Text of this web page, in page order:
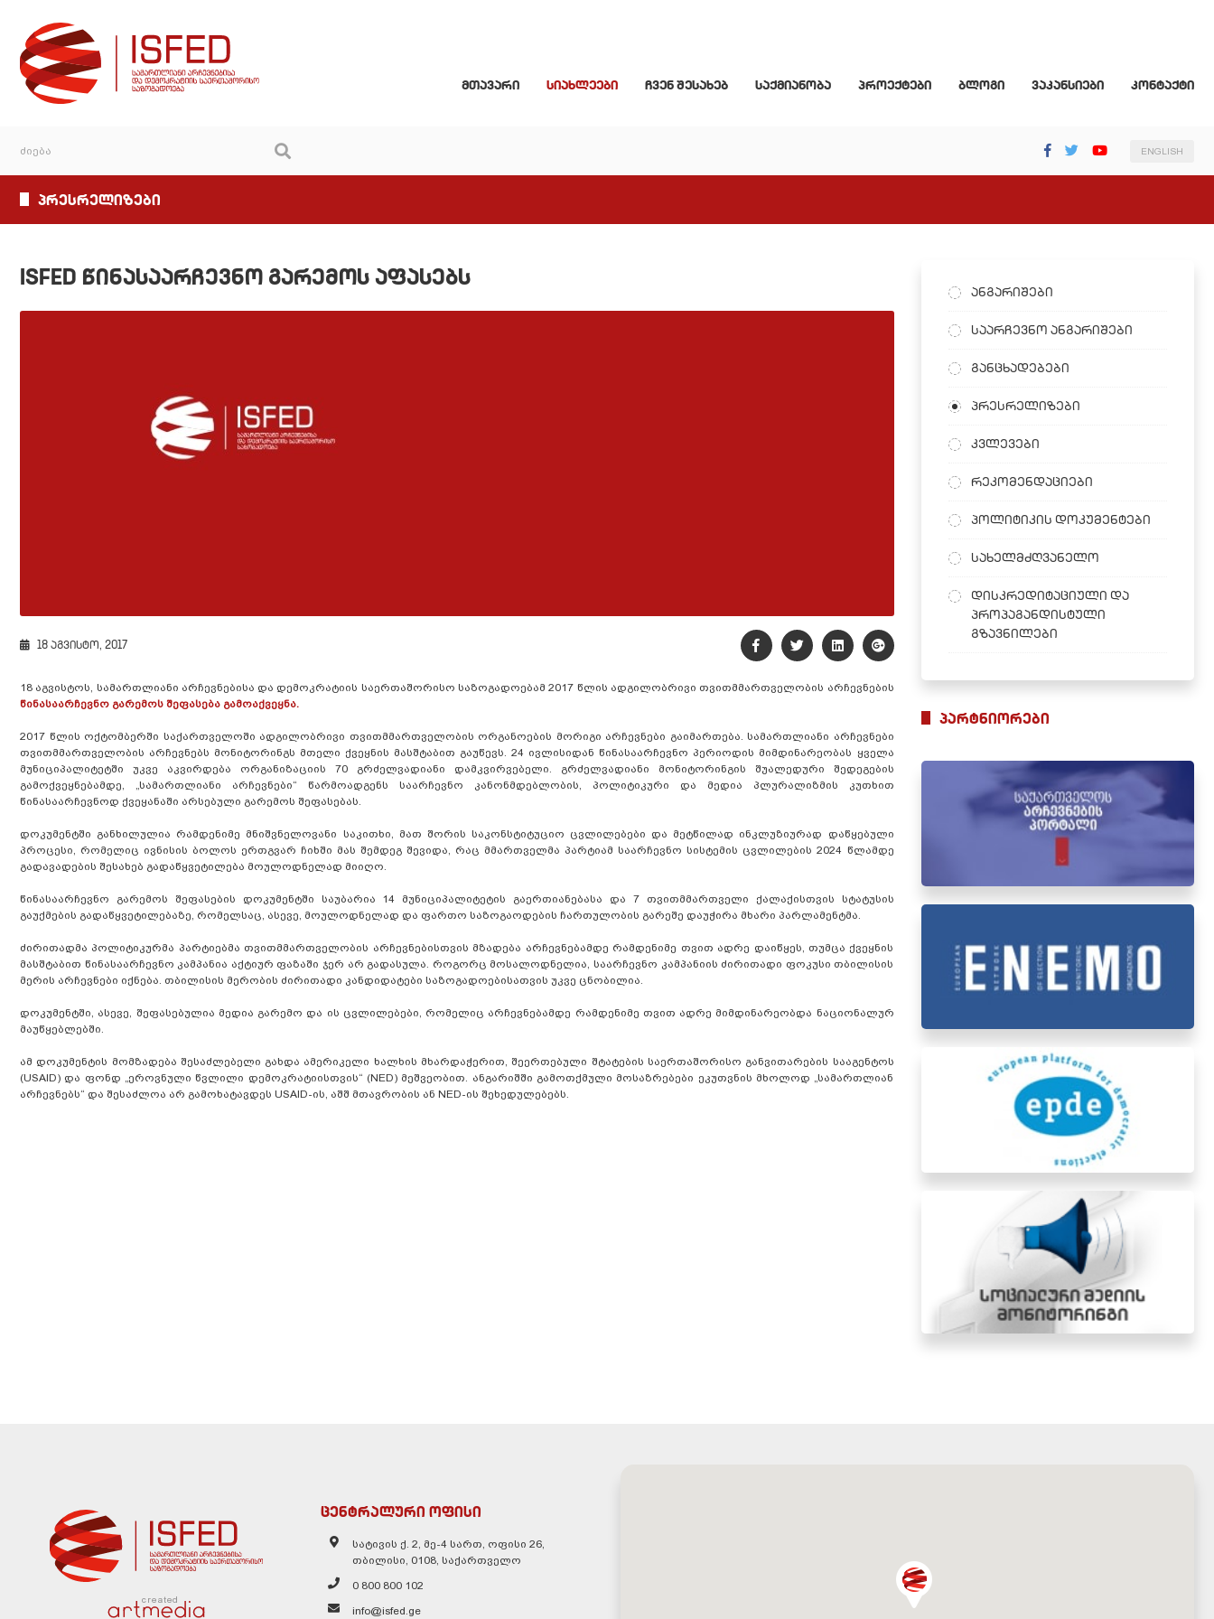
მთავარი სიახლეები ჩვენ შესახებ საქმიანობა პროექტები ბლოგი ვაკანსიები კონტაქტი
ENGLISH
პრესრელიზები
ISFED წინასაარჩევნო გარემოს აფასებს
18 აგვისტო, 2017
18 აგვისტოს, სამართლიანი არჩევნებისა და დემოკრატიის საერთაშორისო საზოგადოებამ 2017 წლის ადგილობრივი თვითმმართველობის არჩევნების
წინასაარჩევნო გარემოს შეფასება გამოაქვეყნა.
2017 წლის ოქტომბერში საქართველოში ადგილობრივი თვითმმართველობის ორგანოების მორიგი არჩევნები გაიმართება. სამართლიანი არჩევნები
თვითმმართველობის არჩევნებს მონიტორინგს მთელი ქვეყნის მასშტაბით გაუწევს. 24 ივლისიდან წინასაარჩევნო პერიოდის მიმდინარეობას ყველა
მუნიციპალიტეტში უკვე აკვირდება ორგანიზაციის 70 გრძელვადიანი დამკვირვებელი. გრძელვადიანი მონიტორინგის შუალედური შედეგების
გამოქვეყნებამდე, „სამართლიანი არჩევნები“ წარმოადგენს საარჩევნო კანონმდებლობის, პოლიტიკური და მედია პლურალიზმის კუთხით
წინასაარჩევნოდ ქვეყანაში არსებული გარემოს შეფასებას.
დოკუმენტში განხილულია რამდენიმე მნიშვნელოვანი საკითხი, მათ შორის საკონსტიტუციო ცვლილებები და მეტწილად ინკლუზიურად დაწყებული
პროცესი, რომელიც ივნისის ბოლოს ერთგვარ ჩიხში მას შემდეგ შევიდა, რაც მმართველმა პარტიამ საარჩევნო სისტემის ცვლილების2024 წლამდე
გადავადების შესახებ გადაწყვეტილება მოულოდნელად მიიღო.
წინასაარჩევნო გარემოს შეფასების დოკუმენტში საუბარია 14 მუნიციპალიტეტის გაერთიანებასა და 7 თვითმმართველი ქალაქისთვის სტატუსის
გაუქმების გადაწყვეტილებაზე, რომელსაც, ასევე, მოულოდნელად და ფართო საზოგაოდების ჩართულობის გარეშე დაუჭირა მხარი პარლამენტმა.
ძირითადმა პოლიტიკურმა პარტიებმა თვითმმართველობის არჩევნებისთვის მზადება არჩევნებამდე რამდენიმე თვით ადრე დაიწყეს, თუმცა ქვეყნის
მასშტაბით წინასაარჩევნო კამპანია აქტიურ ფაზაში ჯერ არ გადასულა. როგორც მოსალოდნელია, საარჩევნო კამპანიის ძირითადი ფოკუსი თბილისის
მერის არჩევნები იქნება. თბილისის მერობის ძირითადი კანდიდატები საზოგადოებისათვის უკვე ცნობილია.
დოკუმენტში, ასევე, შეფასებულია მედია გარემო და ის ცვლილებები, რომელიც არჩევნებამდე რამდენიმე თვით ადრე მიმდინარეობდა ნაციონალურ
მაუწყებლებში.
ამ დოკუმენტის მომზადება შესაძლებელი გახდა ამერიკელი ხალხის მხარდაჭერით, შეერთებული შტატების საერთაშორისო განვითარების სააგენტოს
(USAID) და ფონდ „ეროვნული წვლილი დემოკრატიისთვის“ (NED) მეშვეობით. ანგარიშში გამოთქმული მოსაზრებები ეკუთვნის მხოლოდ „სამართლიან
არჩევნებს“ და შესაძლოა არ გამოხატავდეს USAID-ის, აშშ მთავრობის ან NED-ის შეხედულებებს.
ანგარიშები
საარჩევნო ანგარიშები
განცხადებები
პრესრელიზები
კვლევები
რეკომენდაციები
პოლიტიკის დოკუმენტები
სახელმძღვანელო
დისკრედიტაციული და
პროპაგანდისტული
გზავნილები
პარტნიორები
created
ცენტრალური ოფისი
სატივის ქ. 2, მე-4 სართ, ოფისი 26,
თბილისი, 0108, საქართველო
0 800 800 102
info@isfed.ge